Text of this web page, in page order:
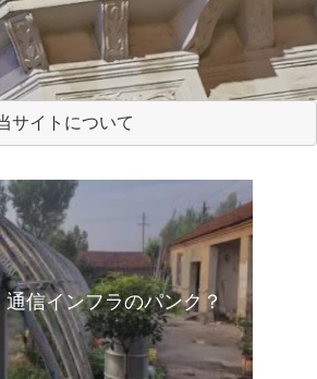
サイトについて
信インフラのパンク？